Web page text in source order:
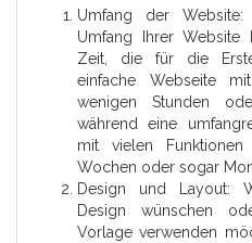
Umfang der
Umfang Ihrer Website
Zeit, die für die
einfache Webseite
wenigen Stunden
während eine
mit vielen
Wochen oder sogar
Design und Layout:
Design wünschen
Vorlage verwenden